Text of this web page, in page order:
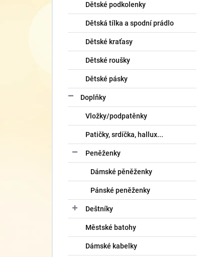
Dětské podkolenky
Dětská tílka a spodní prádlo
Dětské kraťasy
Dětské roušky
Dětské pásky
Doplňky
Vložky/podpatěnky
Patičky, srdíčka, hallux...
Peněženky
Dámské pěněženky
Pánské peněženky
Deštníky
Městské batohy
Dámské kabelky